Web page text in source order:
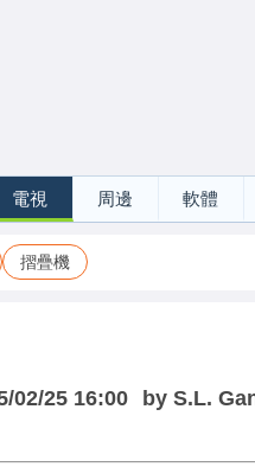
電視 周邊 軟體
摺疊機
02/25 16:00 by S.L.